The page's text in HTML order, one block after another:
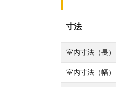
寸法
室内寸法（長）
室内寸法（幅）